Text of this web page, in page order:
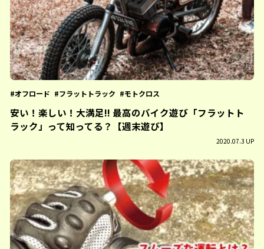
オフロード フラットトラック モトクロス
安い！楽しい！大満足!! 最高のバイク遊び「フラットト
ラック」って知ってる？【週末遊び】
2020.07.3 UP